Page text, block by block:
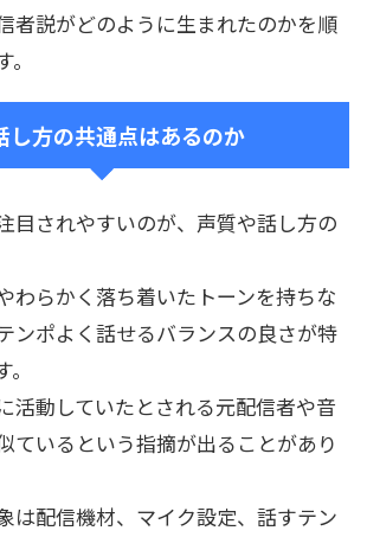
者説がどのように生まれたのかを順
し方の共通点はあるのか
目されやすいのが、声質や話し方の
わらかく落ち着いたトーンを持ちな
ンポよく話せるバランスの良さが特
活動していたとされる元配信者や音
ているという指摘が出ることがあり
は配信機材、マイク設定、話すテン